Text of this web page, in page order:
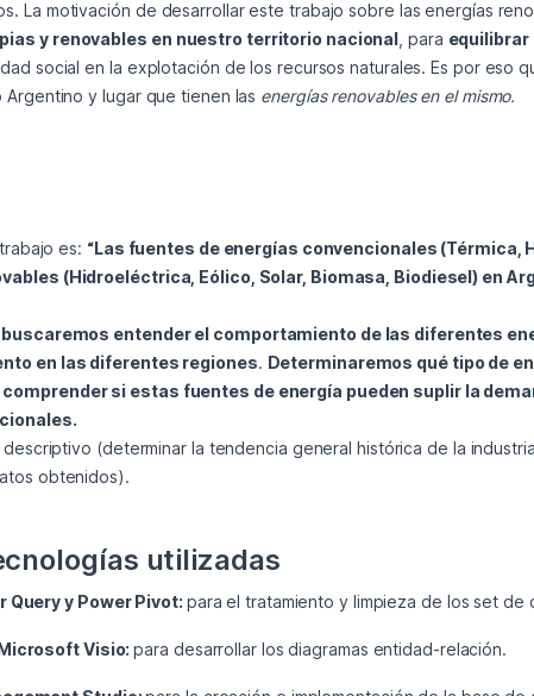
y renovables en nuestro territorio nacional , para equilibrar
social en la explotación de los recursos naturales. Es por eso
y lugar que tienen las energías renovables en el mismo.
es: “Las fuentes de energías convencionales (Térmica,
(Hidroeléctrica, Eólico, Solar, Biomasa, Biodiesel) en
buscaremos entender el comportamiento de las diferentes
en las diferentes regiones. Determinaremos qué tipo de
si estas fuentes de energía pueden suplir la
(determinar la tendencia general histórica de la
utilizadas
y Power Pivot: para el tratamiento y limpieza de los set de
Visio:para desarrollar los diagramas entidad-relación.